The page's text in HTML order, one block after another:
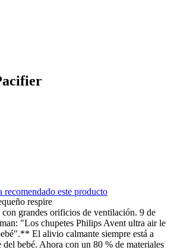
recomendado este producto
respire
grandes orificios de ventilación. 9 de
"Los chupetes Philips Avent ultra air le
El alivio calmante siempre está a
bebé. Ahora con un 80 % de materiales